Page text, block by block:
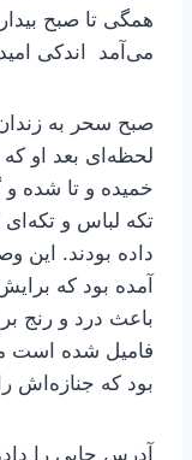
همگی تا صبح
می‌آمد اندکی
صبح سحر به
لحظه‌ای بعد او
خمیده و تا شده و
تکه لباس و تکه‌ای
داده بودند. این
آمده بود که
باعث درد و رنج
فامیل شده است
بود که جنازه‌اش
آدرس جایی را